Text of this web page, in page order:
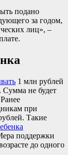
подано
за годом,
лиц», –
1 млн рублей
Сумма не будет
при
Такие
поддержки
до одного